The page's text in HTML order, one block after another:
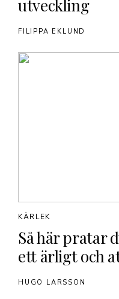
utveckling
FILIPPA EKLUND
Så här pratar
ett ärligt och
KÄRLEK
HUGO LARSSON